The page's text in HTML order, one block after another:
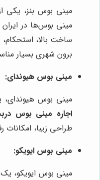
مینی بوس بنز، یکی
مینی بوس‌ها در
ساخت بالا،
برون شهری بسیار
مینی بوس هیوندای:
مینی بوس هیوندای،
اجاره مینی بوس
طراحی زیبا،
مینی بوس ایویکو:
مینی بوس ایویکو،